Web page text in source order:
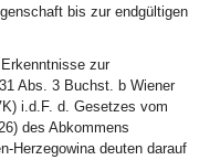
bis zur endgültigen
zur
Abs. 3 Buchst. b Wiener
i.d.F. d. Gesetzes vom
des Abkommens
Herzegowina deuten darauf